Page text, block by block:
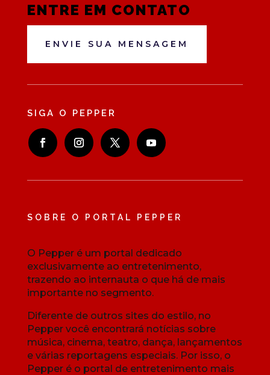
ENTRE EM CONTATO
ENVIE SUA MENSAGEM
SIGA O PEPPER
SOBRE O PORTAL PEPPER
O Pepper é um portal dedicado
exclusivamente ao entretenimento,
trazendo ao internauta o que há de mais
importante no segmento.
Diferente de outros sites do estilo, no
Pepper você encontrará notícias sobre
música, cinema, teatro, dança, lançamentos
e várias reportagens especiais. Por isso, o
Pepper é o portal de entretenimento mais